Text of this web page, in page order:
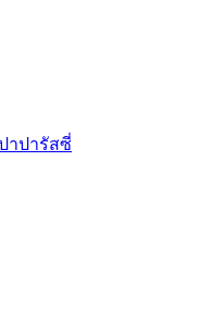
าปารัสซี่